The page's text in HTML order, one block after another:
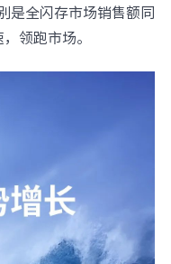
是全闪存市场销售额同
领跑市场。